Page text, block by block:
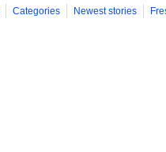
Categories Newest stories